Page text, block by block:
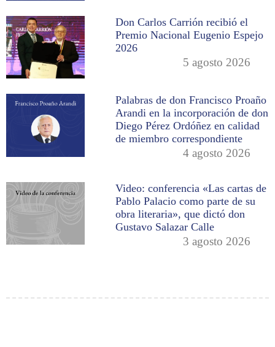
Don Carlos Carrión recibió el
Premio Nacional Eugenio Espejo
2026
5 agosto 2026
Palabras de don Francisco Proaño
Arandi en la incorporación de don
Diego Pérez Ordóñez en calidad
de miembro correspondiente
4 agosto 2026
Video: conferencia «Las cartas de
Pablo Palacio como parte de su
obra literaria», que dictó don
Gustavo Salazar Calle
3 agosto 2026